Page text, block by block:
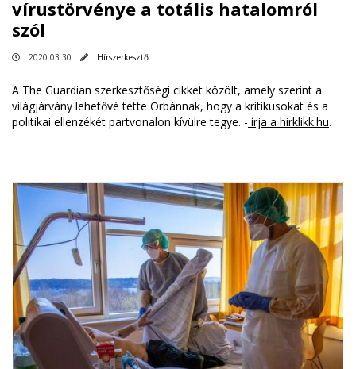
vírustörvénye a totális hatalomról
szól
2020.03.30 Hírszerkesztő
A The Guardian szerkesztőségi cikket közölt, amely szerint a
világjárvány lehetővé tette Orbánnak, hogy a kritikusokat és a
politikai ellenzékét partvonalon kívülre tegye. - írja a hirklikk.hu.